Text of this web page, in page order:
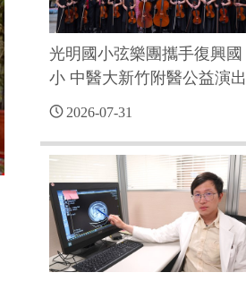
光明國小弦樂團攜手復興國
小 中醫大新竹附醫公益演出
2026-07-31